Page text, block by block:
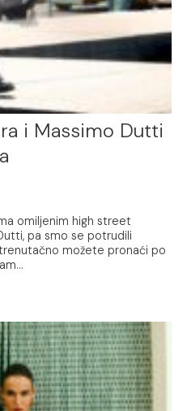
i Massimo Dutti
omiljenim high street
pa smo se potrudili
možete pronaći po